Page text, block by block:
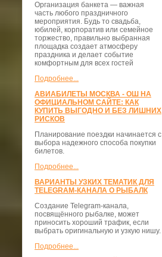
Организация банкета — важная
часть любого праздничного
мероприятия. Будь то свадьба,
юбилей, корпоратив или семейное
торжество, правильно выбранная
площадка создает атмосферу
праздника и делает событие
комфортным для всех гостей
Подробнее...
АВИАБИЛЕТЫ МОСКВА - ОШ НА
ОФИЦИАЛЬНОМ САЙТЕ: КАК
КУПИТЬ ВЫГОДНО И БЕЗ ЛИШНИХ
РИСКОВ
Планирование поездки начинается с
выбора надежного способа покупки
билетов.
Подробнее...
ВАРИАНТЫ УЗКИХ ТЕМАТИК ДЛЯ
TELEGRAM-КАНАЛА О РЫБАЛК
Создание Telegram-канала,
посвящённого рыбалке, может
приносить хороший трафик, если
выбрать оригинальную и узкую нишу.
Подробнее...